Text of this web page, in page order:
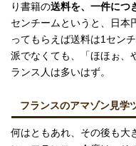
り書籍の送料を、一件につ
センチームというと、日本
ってもらえば送料は1セン
派でなくても、「ほほぉ、
ランス人は多いはず。
フランスのアマゾン見学
何はともあれ、その後も大